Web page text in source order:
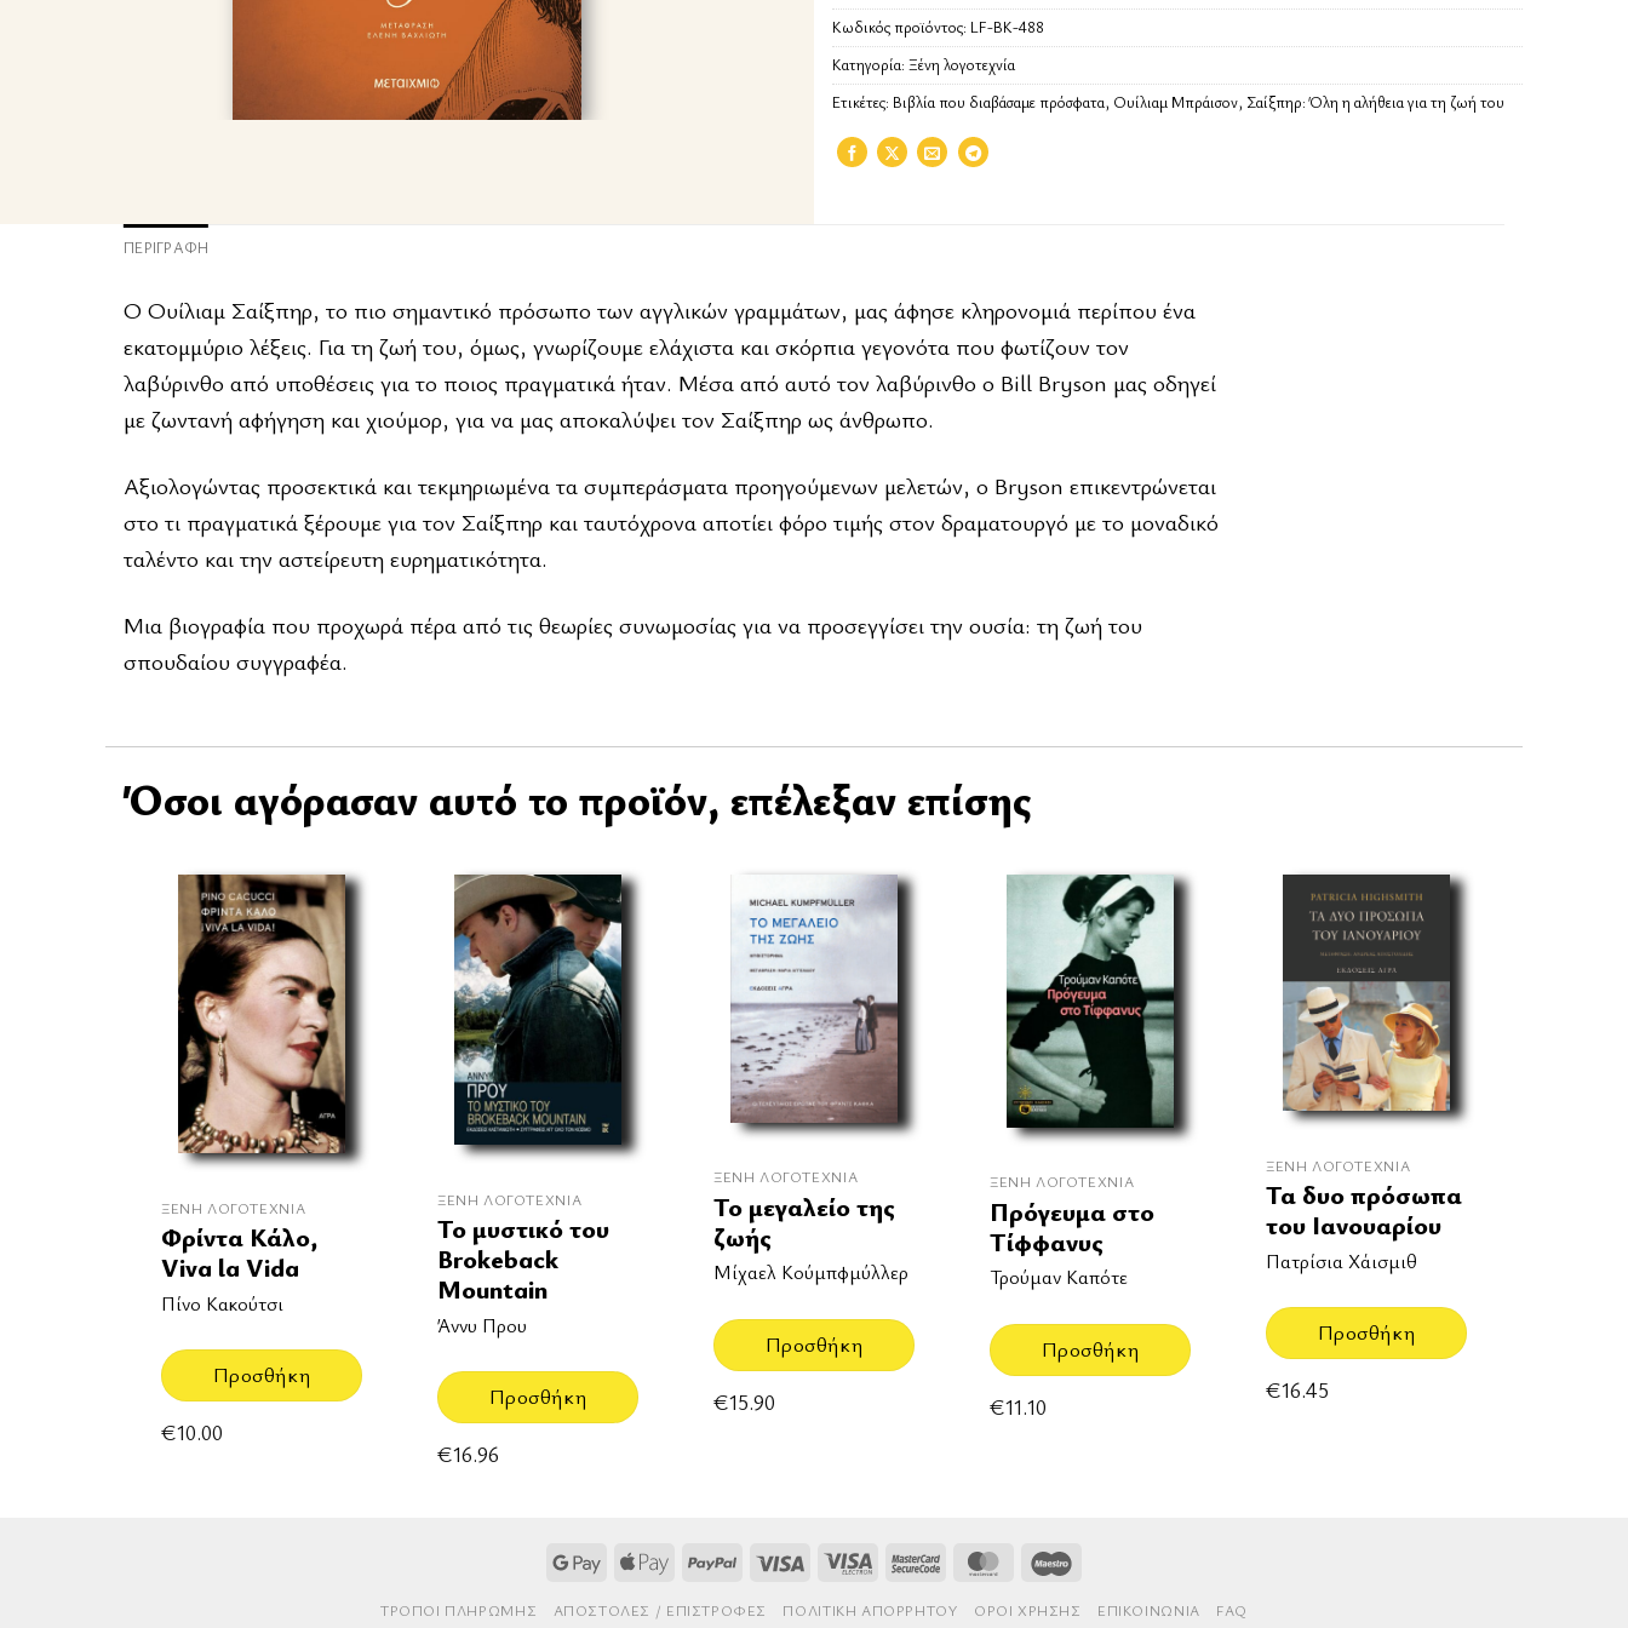
Κωδικός προϊόντος: LF-BK-488
Κατηγορία: Ξένη λογοτεχνία
Ετικέτες: Βιβλία που διαβάσαμε πρόσφατα, Ουίλιαμ Μπράισον, Σαίξπηρ: Όλη η αλήθεια για τη ζωή του
ΠΕΡΙΓΡΑΦΉ
Ο Ουίλιαμ Σαίξπηρ, το πιο σημαντικό πρόσωπο των αγγλικών γραμμάτων, μας άφησε κληρονομιά περίπου ένα
εκατομμύριο λέξεις. Για τη ζωή του, όμως, γνωρίζουμε ελάχιστα και σκόρπια γεγονότα που φωτίζουν τον
λαβύρινθο από υποθέσεις για το ποιος πραγματικά ήταν. Μέσα από αυτό τον λαβύρινθο ο Bill Bryson μας οδηγεί
με ζωντανή αφήγηση και χιούμορ, για να μας αποκαλύψει τον Σαίξπηρ ως άνθρωπο.
Αξιολογώντας προσεκτικά και τεκμηριωμένα τα συμπεράσματα προηγούμενων μελετών, ο Bryson επικεντρώνεται
στο τι πραγματικά ξέρουμε για τον Σαίξπηρ και ταυτόχρονα αποτίει φόρο τιμής στον δραματουργό με το μοναδικό
ταλέντο και την αστείρευτη ευρηματικότητα.
Μια βιογραφία που προχωρά πέρα από τις θεωρίες συνωμοσίας για να προσεγγίσει την ουσία: τη ζωή του
σπουδαίου συγγραφέα.
Όσοι αγόρασαν αυτό το προϊόν, επέλεξαν επίσης
ΞΈΝΗ ΛΟΓΟΤΕΧΝΊΑ
Φρίντα Κάλο,
Viva la Vida
Πίνο Κακούτσι
Προσθήκη
€10.00
ΞΈΝΗ ΛΟΓΟΤΕΧΝΊΑ
Το μυστικό του
Brokeback
Mountain
Άννυ Πρου
Προσθήκη
€16.96
ΞΈΝΗ ΛΟΓΟΤΕΧΝΊΑ
Το μεγαλείο της
ζωής
Μίχαελ Κούμπφμύλλερ
Προσθήκη
€15.90
ΞΈΝΗ ΛΟΓΟΤΕΧΝΊΑ
Πρόγευμα στο
Tίφφανυς
Τρούμαν Καπότε
Προσθήκη
€11.10
ΞΈΝΗ ΛΟΓΟΤΕΧΝΊΑ
Τα δυο πρόσωπα
του Ιανουαρίου
Πατρίσια Χάισμιθ
Προσθήκη
€16.45
Google Apple
PayPal Visa
Visa
MasterCardMasterCard
ΤΡΌΠΟΙ ΠΛΗΡΩΜΉΣ AΠΟΣΤΟΛΈΣ / ΕΠΙΣΤΡΟΦΈΣ ΠΟΛΙΤΙΚΉ ΑΠΟΡΡΉΤΟΥ ΌΡΟΙ ΧΡΉΣΗΣ ΕΠΙΚΟΙΝΩΝΊΑ FAQ